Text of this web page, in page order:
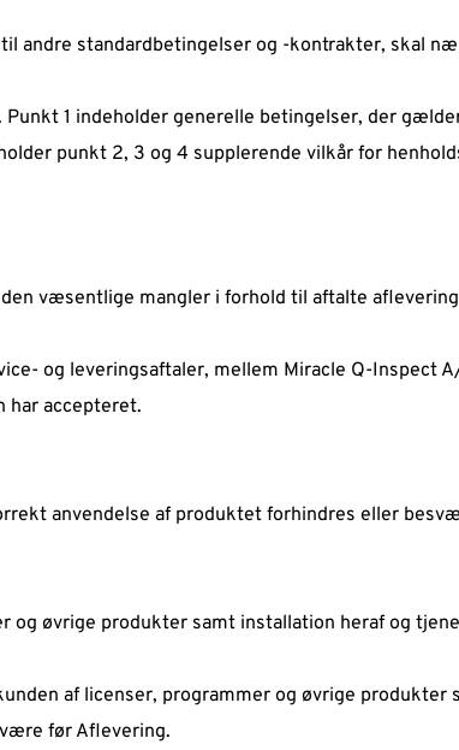
andre standardbetingelser og -kontrakter, skal
1 indeholder generelle betingelser, der
punkt 2, 3 og 4 supplerende vilkår for
væsentlige mangler i forhold til aftalte
og leveringsaftaler, mellem Miracle Q-Inspect
har accepteret.
anvendelse af produktet forhindres eller
og øvrige produkter samt installation heraf og
af licenser, programmer og øvrige
før Aflevering.